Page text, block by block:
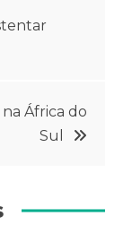
África do
Sul